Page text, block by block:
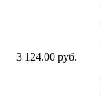
3 124.00 руб.